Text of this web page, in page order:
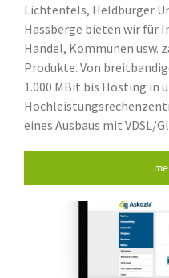
Lichtenfels, Heldburger
Hassberge bieten wir für
Handel, Kommunen usw.
Produkte. Von
1.000 MBit bis Hosting in
eines Ausbaus mit VDSL/